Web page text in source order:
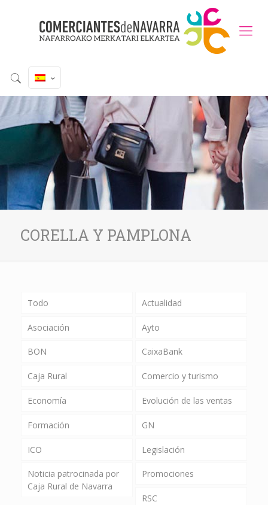
CORELLA Y PAMPLONA
Todo Actualidad
Asociación Ayto
BON CaixaBank
Caja Rural Comercio y turismo
Economía Evolución de las ventas
Formación GN
ICO Legislación
Noticia patrocinada por
Caja Rural de Navarra
Promociones
RSC